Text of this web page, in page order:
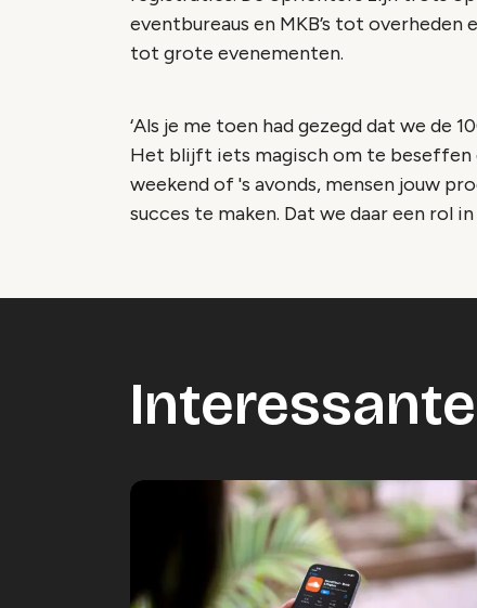
eventbureaus en MKB’s tot
tot grote evenementen.
‘Als je me toen had gezegd dat we de
Het blijft iets magisch om te beseffen
weekend of 's avonds, mensen jouw
succes te maken. Dat we daar een rol